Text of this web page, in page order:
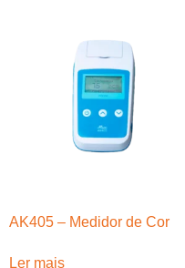
AK405 – Medidor de Cor
Ler mais